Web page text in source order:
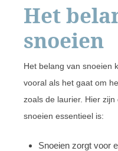
Het
snoeien
Het belang van snoeien
vooral als het gaat om
zoals de laurier. Hier
snoeien essentieel is:
Snoeien zorgt voor